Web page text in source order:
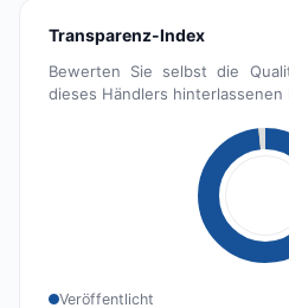
Transparenz-Index
Bewerten Sie selbst die
dieses Händlers hinterlassenen
Veröffentlicht